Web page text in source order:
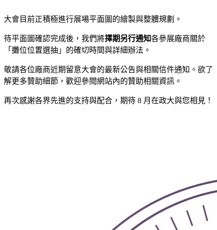
大會目前正積極進行展場平面圖的繪製與整體規劃。
待平面圖確認完成後，我們將擇期另行通知各參展廠商關於
「攤位位置選抽」的確切時間與詳細辦法。
敬請各位廠商近期留意大會的最新公告與相關信件通知。欲了
解更多贊助細節，歡迎參閱網站內的贊助相關資訊。
再次感謝各界先進的支持與配合，期待 8 月在政大與您相見！